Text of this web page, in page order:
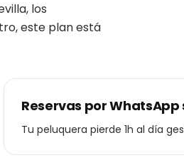
, los
este plan está
Reservas por WhatsApp
Tu peluquera pierde 1h al día